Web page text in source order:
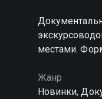
местами.
Жанр
Новинки,